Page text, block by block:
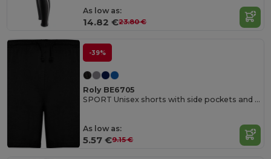
As low as:
14.82 €23.80 €
-39%
Roly BE6705
SPORT Unisex shorts with side pockets and elastic waist with adjustable drawcord
As low as:
5.57 €9.15 €